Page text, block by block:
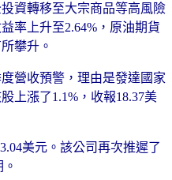
轉移至大宗商品等高風險
率上升至2.64%，原油期貨
攀升。
收預警，理由是發達國家
上漲了1.1%，收報18.37美
美元。該公司再次推遲了